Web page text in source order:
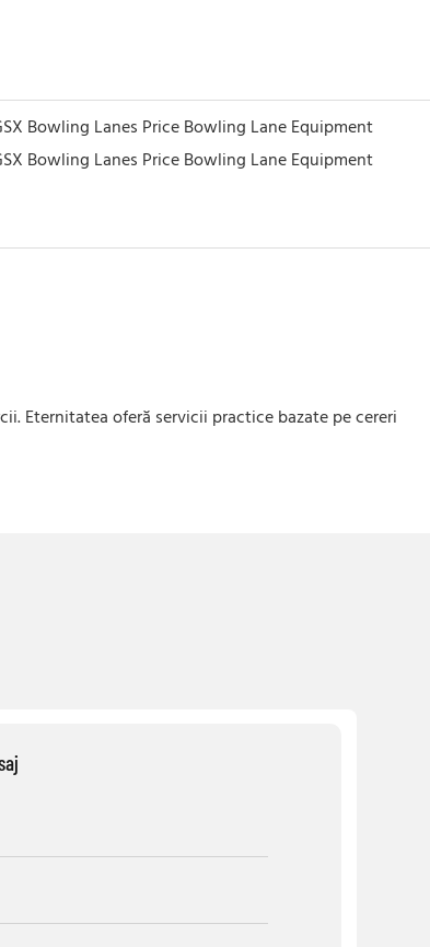
Eternitatea oferă servicii practice bazate pe cereri